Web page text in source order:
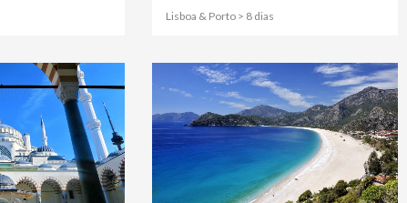
Lisboa & Porto > 8 dias